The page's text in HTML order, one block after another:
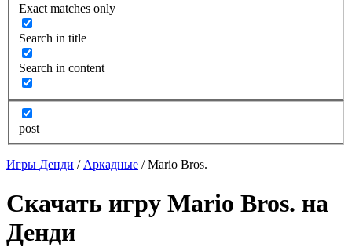
Exact matches only
Search in title
Search in content
post
Игры Денди / Аркадные /Mario Bros.
Скачать игру Mario Bros. на
Денди